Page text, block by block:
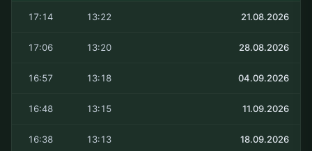
21.08.2026
13:22
17:14
28.08.2026
13:20
17:06
04.09.2026
13:18
16:57
11.09.2026
13:15
16:48
18.09.2026
13:13
16:38